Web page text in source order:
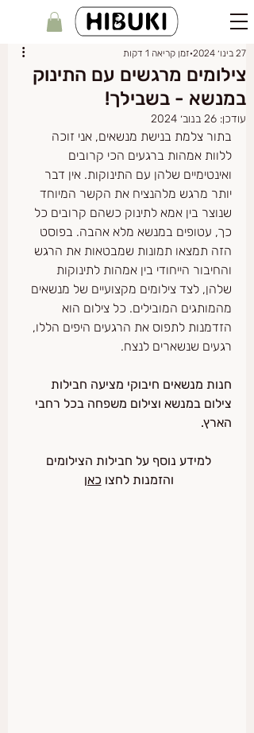
צילומים מרגשים עם התינוק
במנשא - בשבילך!
27 בינו׳ 2024 זמן קריאה 1 דקות
עודכן: 26 בנוב׳ 2024
בתור צלמת בנישת מנשאים, אני זוכה
ללוות אמהות ברגעים הכי קרובים
ואינטימיים שלהן עם התינוקות. אין דבר
יותר מרגש מלהנציח את הקשר המיוחד
שנוצר בין אמא לתינוק כשהם קרובים כל
כך, עטופים במנשא מלא אהבה. בפוסט
הזה תמצאו תמונות שמבטאות את הרגש
והחיבור הייחודי בין אמהות לתינוקות
שלהן, לצד צילומים מקצועיים של מנשאים
מהמותגים המובילים. כל צילום הוא
הזדמנות לתפוס את הרגעים היפים הללו,
רגעים שנשארים לנצח.
חנות מנשאים חיבוקי מציעה חבילות
צילום במנשא וצילום משפחה בכל רחבי
הארץ.
למידע נוסף על חבילות הצילומים
והזמנות לחצו כאן